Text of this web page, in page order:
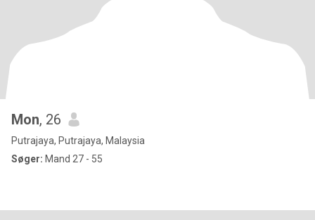
Mon, 26
Putrajaya, Putrajaya, Malaysia
Søger: Mand 27 - 55